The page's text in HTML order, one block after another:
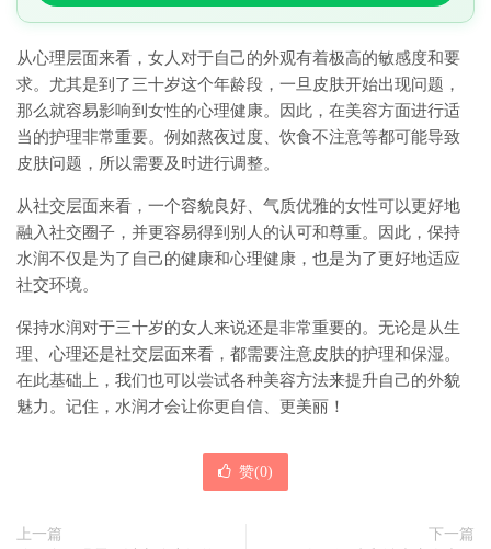
从心理层面来看，女人对于自己的外观有着极高的敏感度和要
求。尤其是到了三十岁这个年龄段，一旦皮肤开始出现问题，
那么就容易影响到女性的心理健康。因此，在美容方面进行适
当的护理非常重要。例如熬夜过度、饮食不注意等都可能导致
皮肤问题，所以需要及时进行调整。
从社交层面来看，一个容貌良好、气质优雅的女性可以更好地
融入社交圈子，并更容易得到别人的认可和尊重。因此，保持
水润不仅是为了自己的健康和心理健康，也是为了更好地适应
社交环境。
保持水润对于三十岁的女人来说还是非常重要的。无论是从生
理、心理还是社交层面来看，都需要注意皮肤的护理和保湿。
在此基础上，我们也可以尝试各种美容方法来提升自己的外貌
魅力。记住，水润才会让你更自信、更美丽！
赞(0)
上一篇
下一篇